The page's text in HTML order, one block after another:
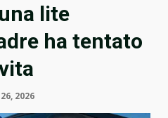
lite
ha tentato
2026